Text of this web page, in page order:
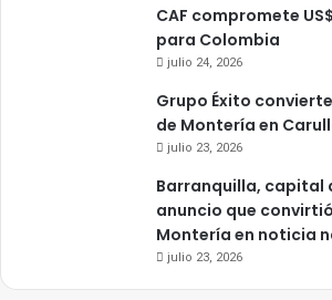
CAF compromete
para Colombia
julio 24, 2026
Grupo Éxito
de Montería en
julio 23, 2026
Barranquilla, capital
anuncio que
Montería en noticia
julio 23, 2026